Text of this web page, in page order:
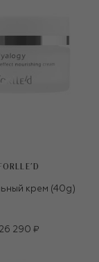
FORLLE'D
крем (40g)
26 290 ₽